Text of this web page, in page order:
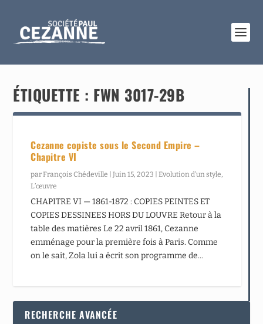
ÉTIQUETTE : FWN 3017-29B
Cezanne copiste sous le Second Empire –
Chapitre VI
parFrançois Chédeville |Juin 15, 2023 |Evolution d’un style,
L’œuvre
CHAPITRE VI — 1861-1872 : COPIES PEINTES ET
COPIES DESSINEES HORS DU LOUVRE Retour à la
table des matières Le 22 avril 1861, Cezanne
emménage pour la première fois à Paris. Comme
on le sait, Zola lui a écrit son programme de...
RECHERCHE AVANCÉE